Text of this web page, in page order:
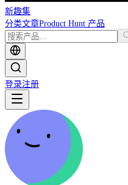
新趣集
分类文章Product Hunt 产品
登录注册